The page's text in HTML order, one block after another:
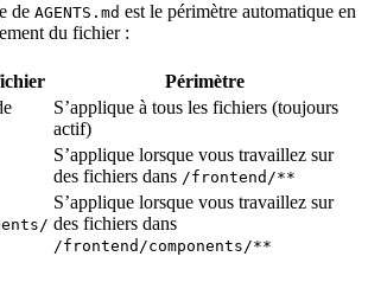
de AGENTS.md est le périmètre automatique en
du fichier :
Périmètre
S’applique à tous les fichiers (toujours
actif)
S’applique lorsque vous travaillez sur
des fichiers dans /frontend/**
S’applique lorsque vous travaillez sur
des fichiers dans
/frontend/components/**